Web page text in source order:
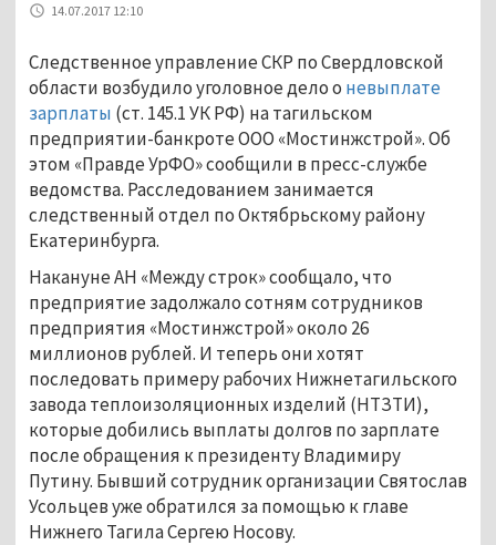
14.07.2017 12:10
Следственное управление СКР по Свердловской
области возбудило уголовное дело о невыплате
зарплаты (ст. 145.1 УК РФ) на тагильском
предприятии-банкроте ООО «Мостинжстрой». Об
этом «Правде УрФО» сообщили в пресс-службе
ведомства. Расследованием занимается
следственный отдел по Октябрьскому району
Екатеринбурга.
Накануне АН «Между строк» сообщало, что
предприятие задолжало сотням сотрудников
предприятия «Мостинжстрой» около 26
миллионов рублей. И теперь они хотят
последовать примеру рабочих Нижнетагильского
завода теплоизоляционных изделий (НТЗТИ),
которые добились выплаты долгов по зарплате
после обращения к президенту Владимиру
Путину. Бывший сотрудник организации Святослав
Усольцев уже обратился за помощью к главе
Нижнего Тагила Сергею Носову.